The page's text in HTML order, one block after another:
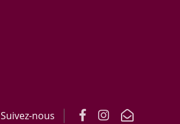
Suivez-nous